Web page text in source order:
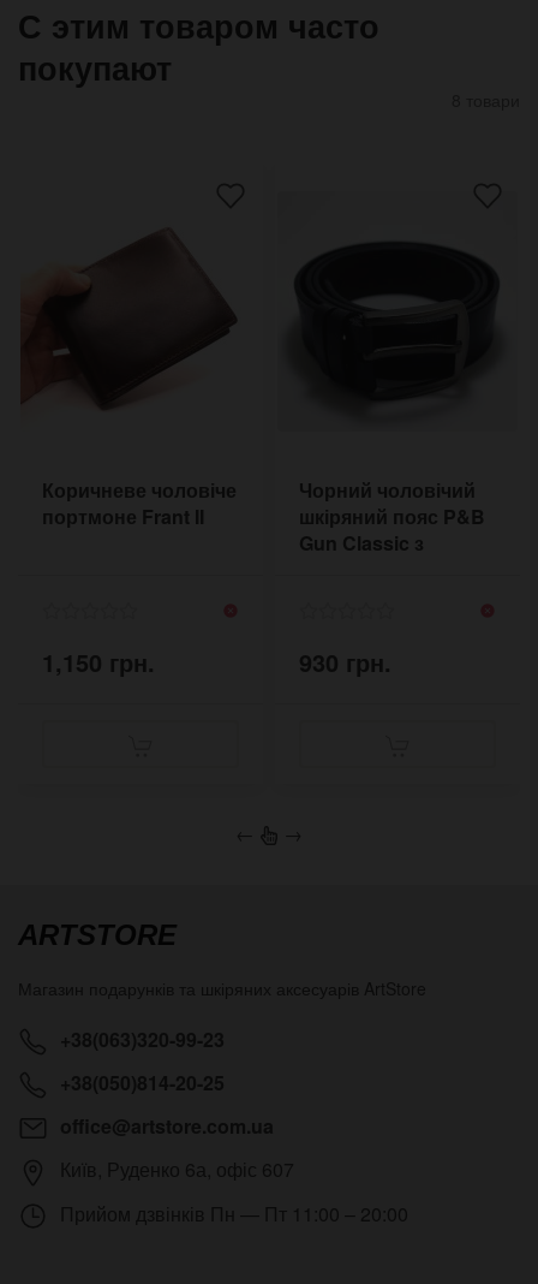
С этим товаром часто
покупают
Коричневе чоловіче
портмоне Frant II
1,150 грн.
Чорний чоловічий
шкіряний пояс P&B
Gun Classic з
930 грн.
← →
ARTSTORE